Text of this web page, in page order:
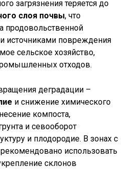
загрязнения теряется до
слоя почвы, что
продовольственной
источниками повреждения
сельское хозяйство,
отходов.
деградации –
и снижение химического
компоста,
и севооборот
и плодородие. В зонах с
использовать
склонов